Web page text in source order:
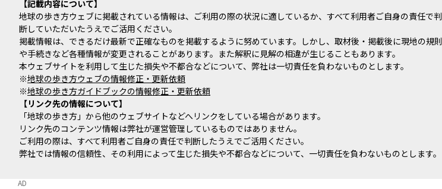
記載内容について
地球の歩き方ウェブに掲載されている情報は、ご利用の際の状況に適しているか、すべて利用者ご自身の責任で判
断していただいたうえでご活用ください。
掲載情報は、できるだけ最新で正確なものを掲載するように努めています。しかし、取材後・掲載後に現地の規則
や手続きなど各種情報が変更されることがあります。また解釈に見解の相違が生じることもあります。
本ウェブサイトを利用して生じた損失や不都合などについて、弊社は一切責任を負わないものとします。
※地球の歩き方ウェブの情報修正・更新依頼
※地球の歩き方ガイドブックの情報修正・更新依頼
リンク先の情報について
「地球の歩き方」から他のウェブサイトなどへリンクをしている場合があります。
リンク先のコンテンツ情報は弊社が運営管理しているものではありません。
ご利用の際は、すべて利用者ご自身の責任で判断したうえでご活用ください。
弊社では情報の信頼性、その利用によって生じた損失や不都合などについて、一切責任を負わないものとします。
AD